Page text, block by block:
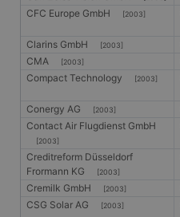
CFC Europe GmbH [2003]
Clarins GmbH [2003]
CMA [2003]
Compact Technology [2003]
Conergy AG [2003]
Contact Air Flugdienst GmbH
[2003]
Creditreform Düsseldorf
Frormann KG
[2003]
Cremilk GmbH [2003]
CSG Solar AG [2003]